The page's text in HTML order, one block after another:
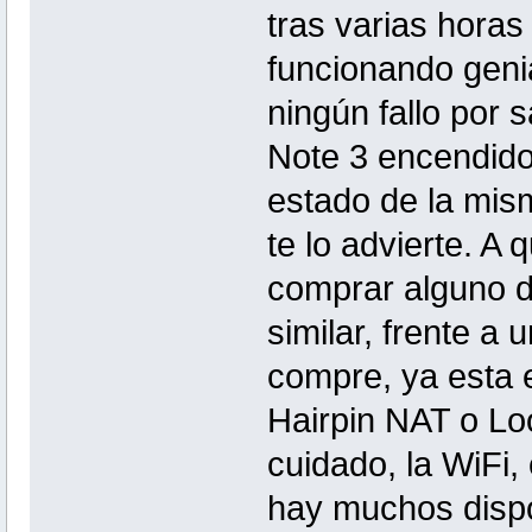
tras varias
funcionando
ningún fallo por
Note 3
estado de la
te lo advierte. A
comprar alguno
similar, frente a
compre, ya esta
Hairpin NAT o
cuidado, la
hay muchos